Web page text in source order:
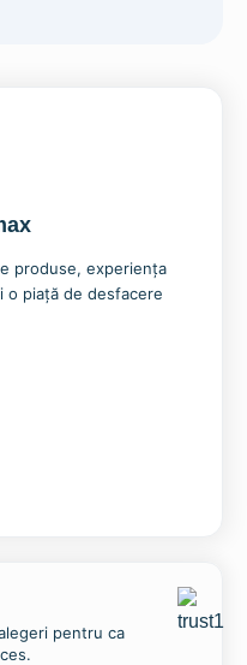
produse, experiența
o piață de desfacere
pentru ca